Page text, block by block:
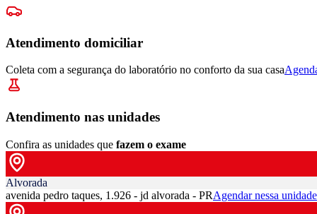
Atendimento domiciliar
Coleta com a segurança do laboratório no conforto da sua casa
Atendimento nas unidades
Confira as unidades que fazem o exame
Alvorada
avenida pedro taques, 1.926 - jd alvorada - PRAgendar nessa unidade